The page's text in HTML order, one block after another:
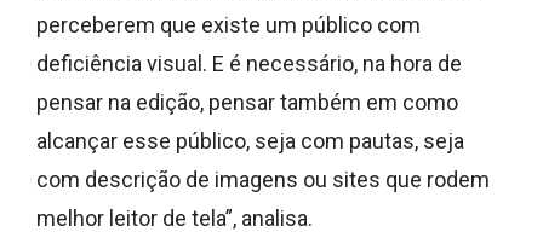
perceberem que existe um público com
deficiência visual. E é necessário, na hora de
pensar na edição, pensar também em como
alcançar esse público, seja com pautas, seja
com descrição de imagens ou sites que rodem
melhor leitor de tela”, analisa.